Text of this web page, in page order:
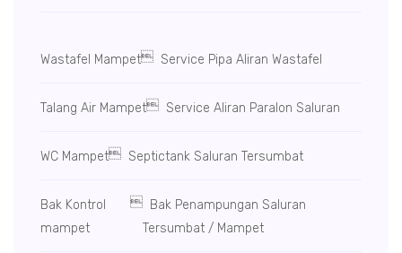
Wastafel Mampet Service Pipa Aliran Wastafel
Talang Air Mampet Service Aliran Paralon Saluran
WC Mampet Septictank Saluran Tersumbat
Bak Kontrol
mampet
 Bak Penampungan Saluran
Tersumbat / Mampet